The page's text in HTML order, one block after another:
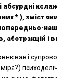
абсурдні
* ), зміст
абстракцій і
і